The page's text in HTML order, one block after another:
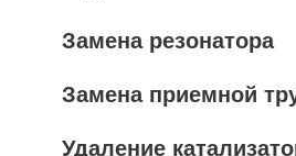
Замена резонатора
Замена приемной
Удаление